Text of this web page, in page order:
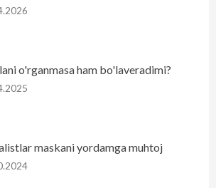
o'rganmasa ham bo'laveradimi?
maskani yordamga muhtoj